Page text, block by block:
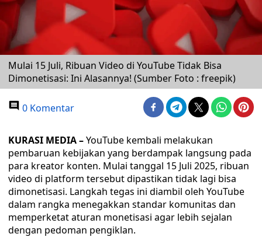
Mulai 15 Juli, Ribuan Video di YouTube Tidak Bisa
Dimonetisasi: Ini Alasannya! (Sumber Foto : freepik)
0 Komentar
KURASI MEDIA –YouTube kembali melakukan
pembaruan kebijakan yang berdampak langsung pada
para kreator konten. Mulai tanggal 15 Juli 2025, ribuan
video di platform tersebut dipastikan tidak lagi bisa
dimonetisasi. Langkah tegas ini diambil oleh YouTube
dalam rangka menegakkan standar komunitas dan
memperketat aturan monetisasi agar lebih sejalan
dengan pedoman pengiklan.